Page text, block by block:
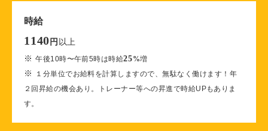
時給
1140 円 以上
※午後10時〜午前5時は時給25%増
※
１分単位でお給料を計算しますので、無駄なく働けます！年
２回昇給の機会あり。トレーナー等への昇進で時給UPもありま
す。